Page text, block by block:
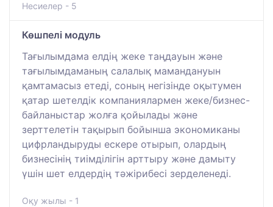
Несиелер - 5
Көшпелі модуль
Тағылымдама елдің жеке таңдауын және
тағылымдаманың салалық мамандануын
қамтамасыз етеді, соның негізінде оқытумен
қатар шетелдік компаниялармен жеке/бизнес-
байланыстар жолға қойылады және
зерттелетін тақырып бойынша экономиканы
цифрландыруды ескере отырып, олардың
бизнесінің тиімділігін арттыру және дамыту
үшін шет елдердің тәжірибесі зерделенеді.
Оқу жылы - 1